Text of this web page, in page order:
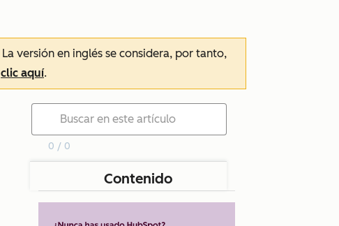
La versión en inglés se considera, por tanto,
clic aquí.
0 / 0
Contenido